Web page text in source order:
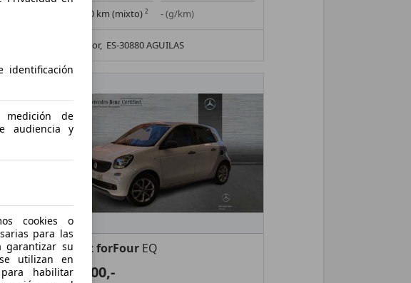
5,0 l/100 km (mixto) 2 - (g/km)
Vendedor, ES-30880 AGUILAS
136 smart forFour EQ
€ 7.500,-
identificación
medición de
audiencia y
cookies o
para las
garantizar su
utilizan en
habilitar